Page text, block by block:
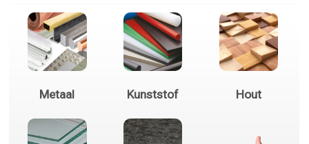
Metaal Kunststof Hout